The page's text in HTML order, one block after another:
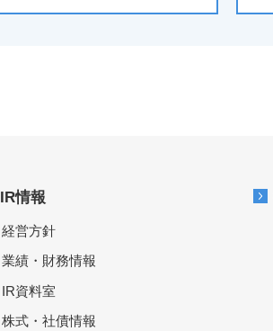
IR情報
経営方針
業績・財務情報
IR資料室
株式・社債情報